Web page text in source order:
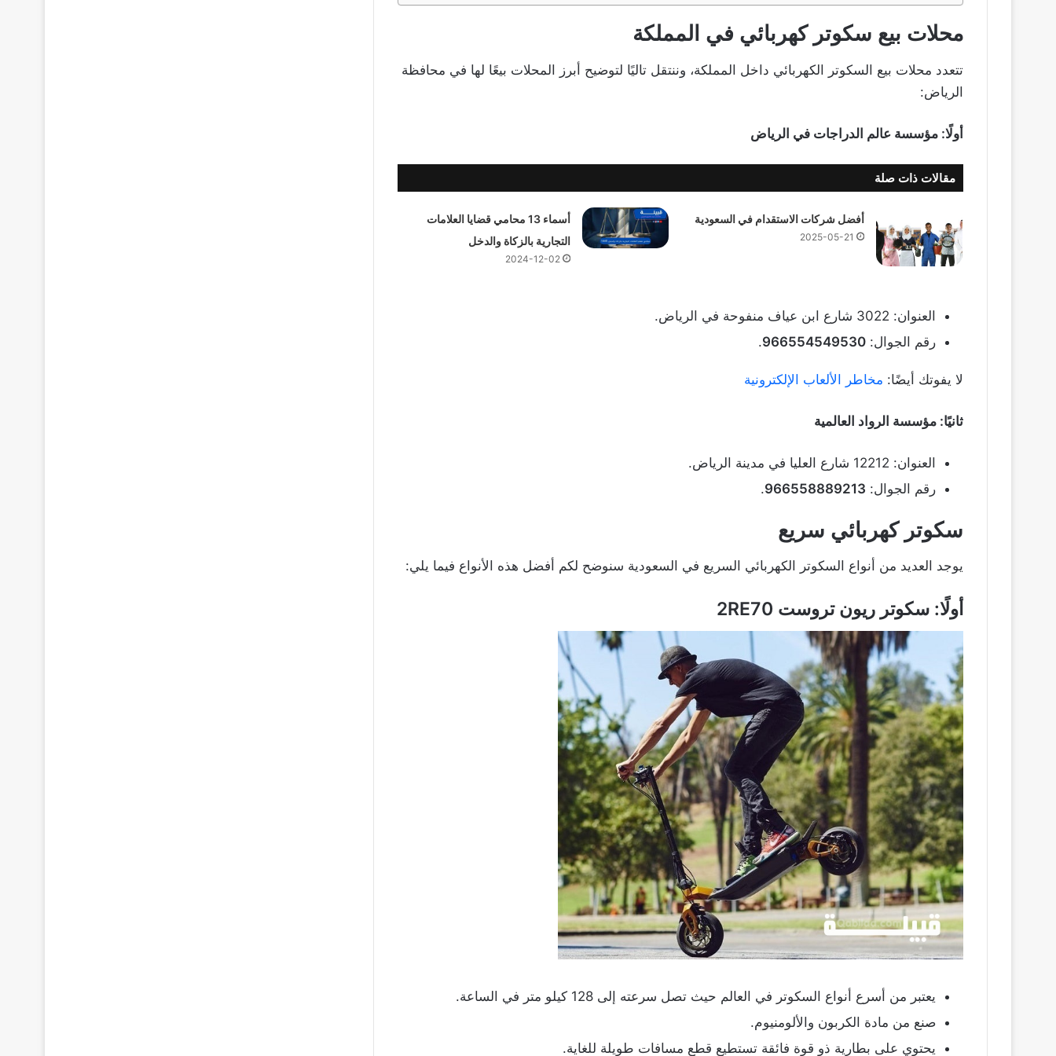
محلات بيع سكوتر كهربائي في المملكة
تتعدد محلات بيع السكوتر الكهربائي داخل المملكة، وننتقل تاليًا لتوضيح أبرز المحلات بيعًا لها في محافظة
الرياض:
أولًا: مؤسسة عالم الدراجات في الرياض
مقالات ذات صلة
أفضل شركات الاستقدام في السعودية
2025-05-21
أسماء 13 محامي قضايا العلامات
التجارية بالزكاة والدخل
2024-12-02
العنوان: 3022 شارع ابن عياف منفوحة في الرياض.
رقم الجوال: 966554549530
.
لا يفوتك أيضًا: مخاطر الألعاب الإلكترونية
ثانيًا: مؤسسة الرواد العالمية
العنوان: 12212 شارع العليا في مدينة الرياض.
رقم الجوال: 966558889213
.
سكوتر كهربائي سريع
يوجد العديد من أنواع السكوتر الكهربائي السريع في السعودية سنوضح لكم أفضل هذه الأنواع فيما يلي:
أولًا: سكوتر ريون تروست 2 RE70
يعتبر من أسرع أنواع السكوتر في العالم حيث تصل سرعته إلى 128 كيلو متر في الساعة.
صنع من مادة الكربون والألومنيوم.
يحتوي على بطارية ذو قوة فائقة تستطيع قطع مسافات طويلة للغاية.